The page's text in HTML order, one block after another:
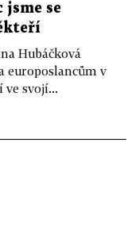
jsme se
Hubáčková
europoslancům v
ve svojí...